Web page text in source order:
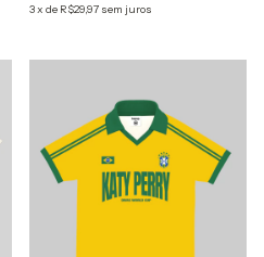
3x de R$29,97 sem juros